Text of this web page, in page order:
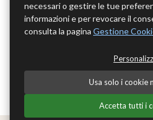
necessari o gestire le tue
informazioni e per revocare il
consulta la pagina Gestione
Usa solo i cookie
Accetta tutti i